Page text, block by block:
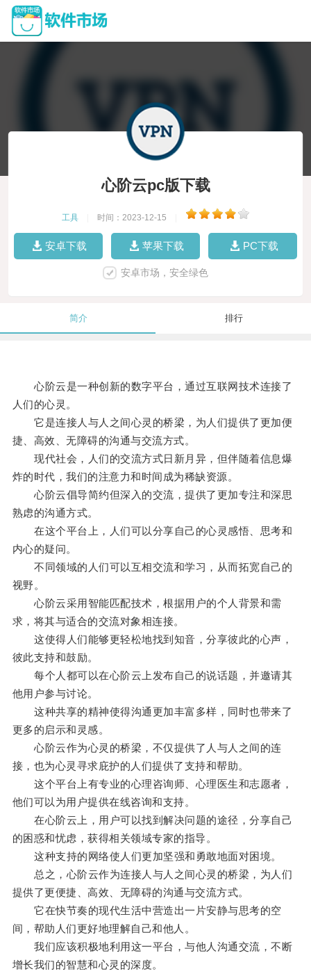
心阶云pc版下载
工具 时间：2023-12-15
安卓下载 苹果下载 PC下载
安卓市场，安全绿色
简介 排行
心阶云是一种创新的数字平台，通过互联网技术连接了
人们的心灵。
它是连接人与人之间心灵的桥梁，为人们提供了更加便
捷、高效、无障碍的沟通与交流方式。
现代社会，人们的交流方式日新月异，但伴随着信息爆
炸的时代，我们的注意力和时间成为稀缺资源。
心阶云倡导简约但深入的交流，提供了更加专注和深思
熟虑的沟通方式。
在这个平台上，人们可以分享自己的心灵感悟、思考和
内心的疑问。
不同领域的人们可以互相交流和学习，从而拓宽自己的
视野。
心阶云采用智能匹配技术，根据用户的个人背景和需
求，将其与适合的交流对象相连接。
这使得人们能够更轻松地找到知音，分享彼此的心声，
彼此支持和鼓励。
每个人都可以在心阶云上发布自己的说话题，并邀请其
他用户参与讨论。
这种共享的精神使得沟通更加丰富多样，同时也带来了
更多的启示和灵感。
心阶云作为心灵的桥梁，不仅提供了人与人之间的连
接，也为心灵寻求庇护的人们提供了支持和帮助。
这个平台上有专业的心理咨询师、心理医生和志愿者，
他们可以为用户提供在线咨询和支持。
在心阶云上，用户可以找到解决问题的途径，分享自己
的困惑和忧虑，获得相关领域专家的指导。
这种支持的网络使人们更加坚强和勇敢地面对困境。
总之，心阶云作为连接人与人之间心灵的桥梁，为人们
提供了更便捷、高效、无障碍的沟通与交流方式。
它在快节奏的现代生活中营造出一片安静与思考的空
间，帮助人们更好地理解自己和他人。
我们应该积极地利用这一平台，与他人沟通交流，不断
增长我们的智慧和心灵的深度。